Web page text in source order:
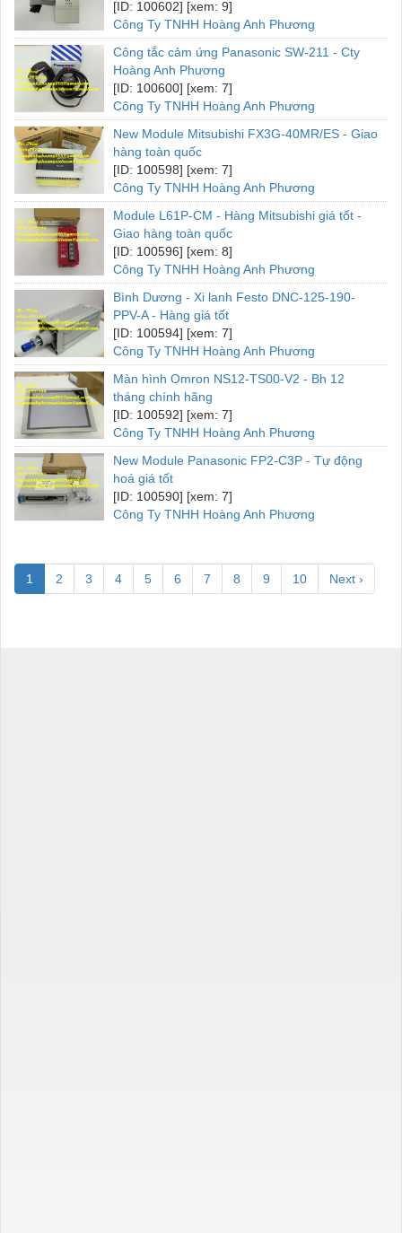
[ID: 100602] [xem: 9]
Công Ty TNHH Hoàng Anh Phương
Công tắc cảm ứng Panasonic SW-211 - Cty
Hoàng Anh Phương
[ID: 100600] [xem: 7]
Công Ty TNHH Hoàng Anh Phương
New Module Mitsubishi FX3G-40MR/ES - Giao
hàng toàn quốc
[ID: 100598] [xem: 7]
Công Ty TNHH Hoàng Anh Phương
Module L61P-CM - Hàng Mitsubishi giá tốt -
Giao hàng toàn quốc
[ID: 100596] [xem: 8]
Công Ty TNHH Hoàng Anh Phương
Bình Dương - Xi lanh Festo DNC-125-190-
PPV-A - Hàng giá tốt
[ID: 100594] [xem: 7]
Công Ty TNHH Hoàng Anh Phương
Màn hình Omron NS12-TS00-V2 - Bh 12
tháng chính hãng
[ID: 100592] [xem: 7]
Công Ty TNHH Hoàng Anh Phương
New Module Panasonic FP2-C3P - Tự động
hoá giá tốt
[ID: 100590] [xem: 7]
Công Ty TNHH Hoàng Anh Phương
1 2 3 4 5 6 7 8 9 10 Next ›